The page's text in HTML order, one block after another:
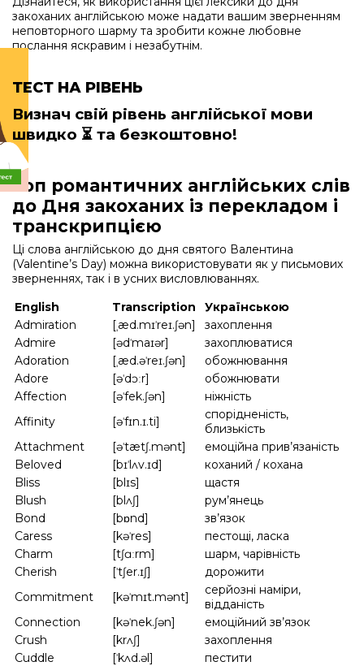
закоханих англійською може надати вашим зверненням
неповторного шарму та зробити кожне любовне
послання яскравим і незабутнім.
ТЕСТ НА РІВЕНЬ
Визнач свій рівень англійської мови
швидко ⏳ та безкоштовно!
Топ романтичних англійських слів
до Дня закоханих із перекладом і
транскрипцією
Ці слова англійською до дня святого Валентина
(Valentine’s Day) можна використовувати як у письмових
зверненнях, так і в усних висловлюваннях.
English
Transcription
Українською
Admiration
[ˌæd.mɪˈreɪ.ʃən]
захоплення
Admire
[ədˈmaɪər]
захоплюватися
Adoration
[ˌæd.əˈreɪ.ʃən]
обожнювання
Adore
[əˈdɔːr]
обожнювати
Affection
[əˈfek.ʃən]
ніжність
Affinity
[əˈfɪn.ɪ.ti]
спорідненість,
близькість
Attachment
[əˈtætʃ.mənt]
емоційна прив’язаність
Beloved
[bɪˈlʌv.ɪd]
коханий / кохана
Bliss
[blɪs]
щастя
Blush
[blʌʃ]
рум’янець
Bond
[bɒnd]
зв’язок
Caress
[kəˈres]
пестощі, ласка
Charm
[tʃɑːrm]
шарм, чарівність
Cherish
[ˈtʃer.ɪʃ]
дорожити
Commitment
[kəˈmɪt.mənt]
серйозні наміри,
відданість
Connection
[kəˈnek.ʃən]
емоційний зв’язок
Crush
[krʌʃ]
захоплення
Cuddle
[ˈkʌd.əl]
пестити